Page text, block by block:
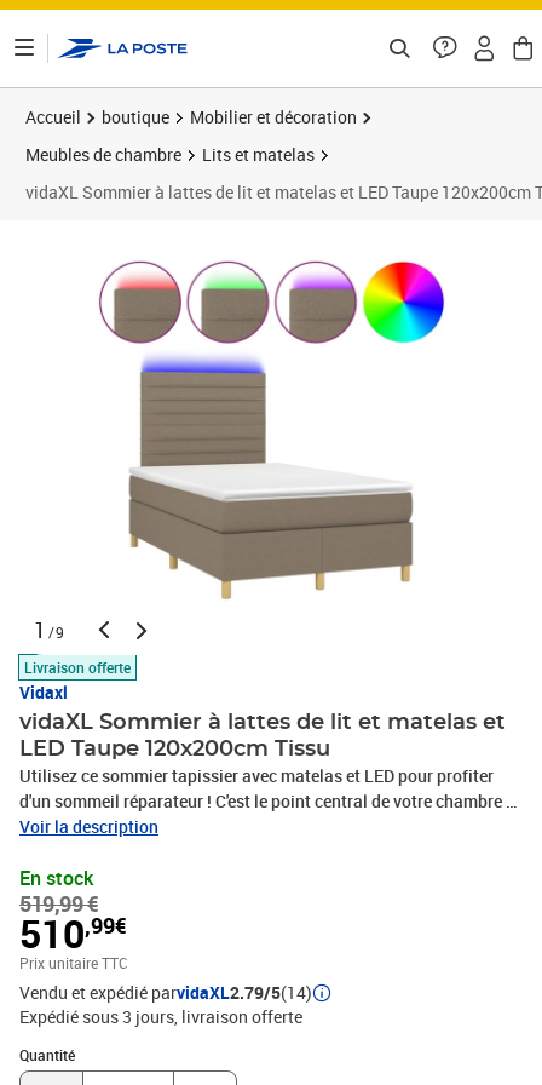
Accueil boutique
Mobilier et décoration
Meubles de chambre
Lits et matelas
vidaXL Sommier à lattes de lit et matelas et LED Taupe 120x200cm
1 /9
Livraison offerte
Vidaxl
vidaXL Sommier à lattes de lit et matelas et
LED Taupe 120x200cm Tissu
Utilisez ce sommier tapissier avec matelas et LED pour profiter
d'un sommeil réparateur ! C'est le point central de votre chambre à
coucher. Tissu durable : le tissu présente un aspect simple et
est réglable en hauteur selon vos préférences. La tête de lit vous
offre un excellent soutien du dos lorsque vous êtes assis dans
votre lit pour lire ou regarder la télévision.Bande LED colorée :
apportez de l'éclairage dans l'obscurité avec des lumières LED
colorées !Matelas à ressorts ensachés : le ressort ensaché
individuel intégré est connu pour sa très haute qualité tout en
assurant un haut niveau de durabilité et d'adaptabilité. Il peut
absorber efficacement le bruit et les chocs causés par les sauts et
Voir la description
En stock
519,99 €
510,99€
Prix unitaire TTC
Vendu et expédié parvidaXL2.79/5(14)
Expédié sous 3 jours livraison offerte
Quantité
Quantité : 1